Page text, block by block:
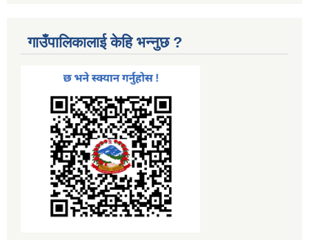
गाउँपालिकालाई केहि भन्नुछ ?